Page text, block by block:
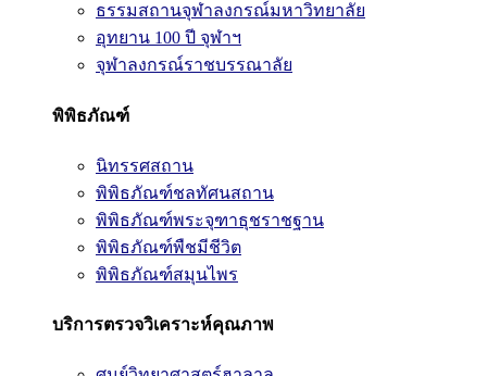
ธรรมสถานจุฬาลงกรณ์มหาวิทยาลัย
อุทยาน 100 ปี จุฬาฯ
จุฬาลงกรณ์ราชบรรณาลัย
พิพิธภัณฑ์
นิทรรศสถาน
พิพิธภัณฑ์ชลทัศนสถาน
พิพิธภัณฑ์พระจุฑาธุชราชฐาน
พิพิธภัณฑ์พืชมีชีวิต
พิพิธภัณฑ์สมุนไพร
บริการตรวจวิเคราะห์คุณภาพ